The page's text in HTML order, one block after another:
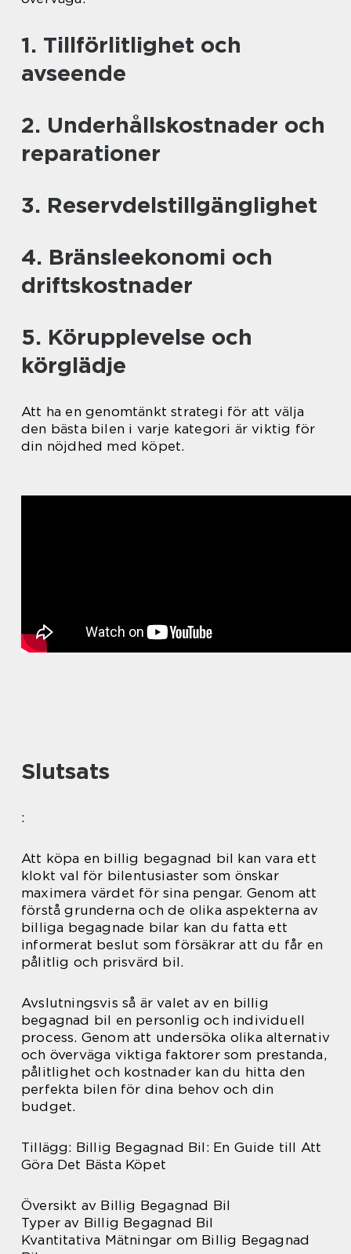
1. Tillförlitlighet och
avseende
2. Underhållskostnader och
reparationer
3. Reservdelstillgänglighet
4. Bränsleekonomi och
driftskostnader
5. Körupplevelse och
körglädje
Att ha en genomtänkt strategi för att välja
den bästa bilen i varje kategori är viktig för
din nöjdhed med köpet.
Slutsats
:
Att köpa en billig begagnad bil kan vara ett
klokt val för bilentusiaster som önskar
maximera värdet för sina pengar. Genom att
förstå grunderna och de olika aspekterna av
billiga begagnade bilar kan du fatta ett
informerat beslut som försäkrar att du får en
pålitlig och prisvärd bil.
Avslutningsvis så är valet av en billig
begagnad bil en personlig och individuell
process. Genom att undersöka olika alternativ
och överväga viktiga faktorer som prestanda,
pålitlighet och kostnader kan du hitta den
perfekta bilen för dina behov och din
budget.
Tillägg: Billig Begagnad Bil: En Guide till Att
Göra Det Bästa Köpet
Översikt av Billig Begagnad Bil
Typer av Billig Begagnad Bil
Kvantitativa Mätningar om Billig Begagnad